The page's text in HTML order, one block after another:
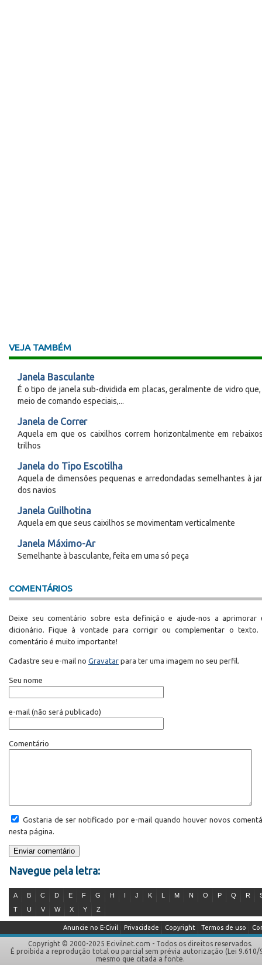
VEJA TAMBÉM
Janela Basculante
É o tipo de janela sub-dividida em placas, geralmente de vidro
meio de comando especiais,...
Janela de Correr
Aquela em que os caixilhos correm horizontalmente em
trilhos
Janela do Tipo Escotilha
Aquela de dimensões pequenas e arredondadas semelhantes à
dos navios
Janela Guilhotina
Aquela em que seus caixilhos se movimentam verticalmente
Janela Máximo-Ar
Semelhante à basculante, feita em uma só peça
COMENTÁRIOS
Deixe seu comentário sobre esta definição e ajude-nos a aprimorar
dicionário. Fique à vontade para corrigir ou complementar o texto.
comentário é muito importante!
Cadastre seu e-mail no Gravatar para ter uma imagem no seu perfil.
Seu nome
e-mail (não será publicado)
Comentário
Gostaria de ser notificado por e-mail quando houver novos
nesta página.
Navegue pela letra:
A B C D E F G H J K M N O P Q R
T
U V W X Y Z
Termos de uso
Copyright
Privacidade
Anuncie no E-Civil
Copyright © 2000-2025 Ecivilnet.com - Todos os direitos reservados.
É proibida a reprodução total ou parcial sem prévia autorização (Lei 9.610/
mesmo que citada a fonte.